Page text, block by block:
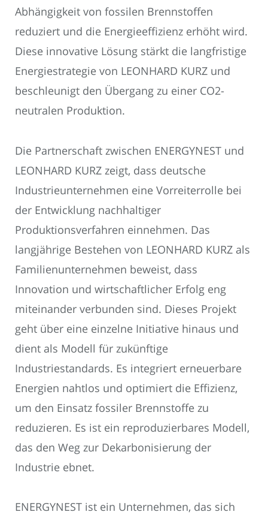
Abhängigkeit von fossilen Brennstoffen
reduziert und die Energieeffizienz erhöht wird.
Diese innovative Lösung stärkt die langfristige
Energiestrategie von LEONHARD KURZ und
beschleunigt den Übergang zu einer CO2-
neutralen Produktion.
Die Partnerschaft zwischen ENERGYNEST und
LEONHARD KURZ zeigt, dass deutsche
Industrieunternehmen eine Vorreiterrolle bei
der Entwicklung nachhaltiger
Produktionsverfahren einnehmen. Das
langjährige Bestehen von LEONHARD KURZ als
Familienunternehmen beweist, dass
Innovation und wirtschaftlicher Erfolg eng
miteinander verbunden sind. Dieses Projekt
geht über eine einzelne Initiative hinaus und
dient als Modell für zukünftige
Industriestandards. Es integriert erneuerbare
Energien nahtlos und optimiert die Effizienz,
um den Einsatz fossiler Brennstoffe zu
reduzieren. Es ist ein reproduzierbares Modell,
das den Weg zur Dekarbonisierung der
Industrie ebnet.
ENERGYNEST ist ein Unternehmen, das sich